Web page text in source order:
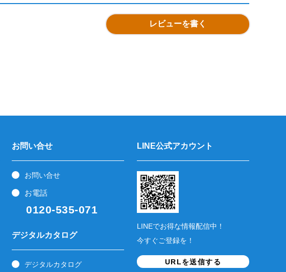
レビューを書く
お問い合せ
お問い合せ
お電話
0120-535-071
デジタルカタログ
デジタルカタログ
LINE公式アカウント
LINEでお得な情報配信中！
今すぐご登録を！
URLを送信する